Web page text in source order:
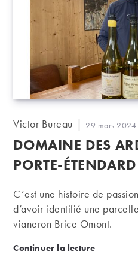
Auteur/autrice
la
publication :
Victor Bureau
Publication
publiée :
29 mars 2024
DOMAINE DES
PORTE-
C’est une histoire de
d’avoir identifié une
vigneron Brice Omont.
Continuer la lectureDomaine